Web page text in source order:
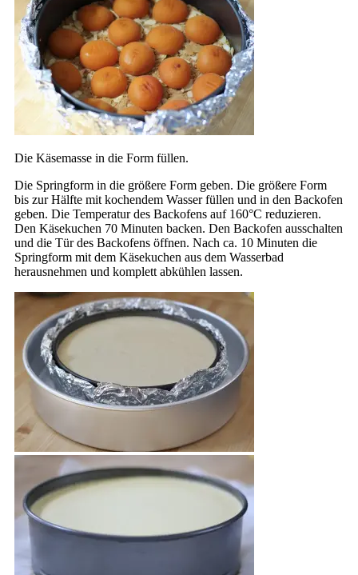
Die Käsemasse in die Form füllen.
Die Springform in die größere Form geben. Die größere Form
bis zur Hälfte mit kochendem Wasser füllen und in den Backofen
geben. Die Temperatur des Backofens auf 160°C reduzieren.
Den Käsekuchen 70 Minuten backen. Den Backofen ausschalten
und die Tür des Backofens öffnen. Nach ca. 10 Minuten die
Springform mit dem Käsekuchen aus dem Wasserbad
herausnehmen und komplett abkühlen lassen.